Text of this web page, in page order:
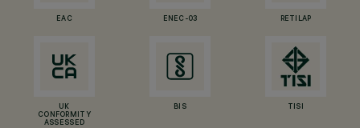
EAC ENEC-03 RETILAP
UK
CONFORMITY
ASSESSED
BIS TISI